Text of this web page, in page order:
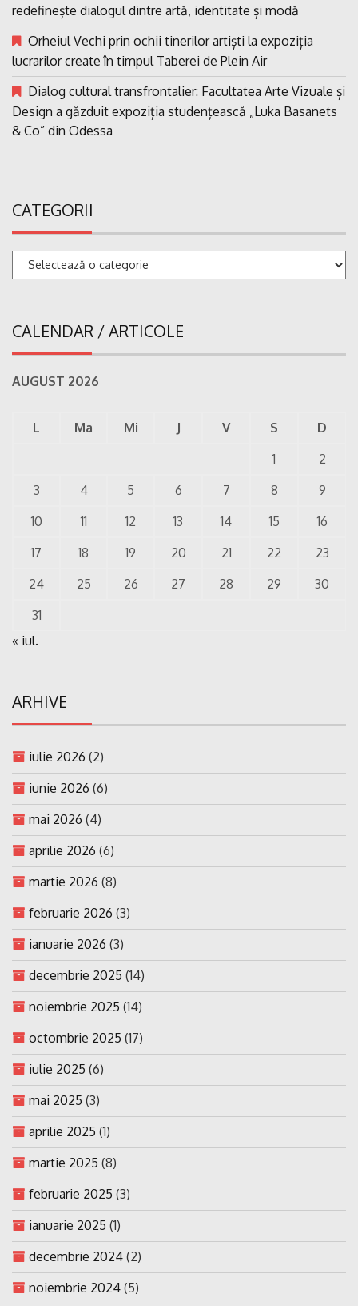
redefinește dialogul dintre artă, identitate și modă
Orheiul Vechi prin ochii tinerilor artiști la expoziția
lucrarilor create în timpul Taberei de Plein Air
Dialog cultural transfrontalier: Facultatea Arte Vizuale și
Design a găzduit expoziția studențească „Luka Basanets
& Co” din Odessa
CATEGORII
Categorii
CALENDAR / ARTICOLE
AUGUST 2026
L Ma Mi J V S
D
1
2
3
4 5 6 7 8
9
10
11 12 13 14 15
16
17
18 19 20 21 22
23
24
25 26 27 28 29
30
31
« iul.
ARHIVE
iulie 2026 (2)
iunie 2026 (6)
mai 2026 (4)
aprilie 2026 (6)
martie 2026 (8)
februarie 2026 (3)
ianuarie 2026 (3)
decembrie 2025 (14)
noiembrie 2025 (14)
octombrie 2025 (17)
iulie 2025 (6)
mai 2025 (3)
aprilie 2025 (1)
martie 2025 (8)
februarie 2025 (3)
ianuarie 2025 (1)
decembrie 2024 (2)
noiembrie 2024 (5)